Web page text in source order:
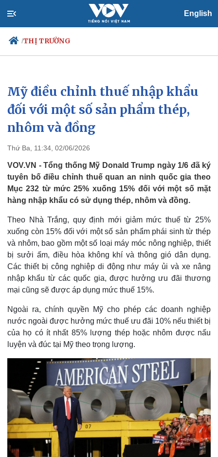
English
/THỊ TRƯỜNG
Chính trị
Đảng
Tổ chức nhân sự
Quốc hội
Xã hội
Tin 24h
Dự báo thời tiết
Mỹ điều chỉnh thuế nhập khẩu
đối với một số sản phẩm thép,
nhôm và đồng
Thứ Ba, 11:34, 02/06/2026
VOV.VN - Tổng thống Mỹ Donald Trump ngày 1/6 đã ký
tuyên bố điều chỉnh thuế quan an ninh quốc gia theo
Mục 232 từ mức 25% xuống 15% đối với một số mặt
hàng nhập khẩu có sử dụng thép, nhôm và đồng.
Theo Nhà Trắng, quy định mới giảm mức thuế từ 25%
xuống còn 15% đối với một số sản phẩm phái sinh từ thép
và nhôm, bao gồm một số loại máy móc nông nghiệp, thiết
bị sưởi ấm, điều hòa không khí và thông gió dân dụng.
Các thiết bị công nghiệp di động như máy ủi và xe nâng
nhập khẩu từ các quốc gia, được hưởng ưu đãi thương
mại cũng sẽ được áp dụng mức thuế 15%.
Ngoài ra, chính quyền Mỹ cho phép các doanh nghiệp
nước ngoài được hưởng mức thuế ưu đãi 10% nếu thiết bị
của họ có ít nhất 85% lượng thép hoặc nhôm được nấu
luyện và đúc tại Mỹ theo trọng lượng.